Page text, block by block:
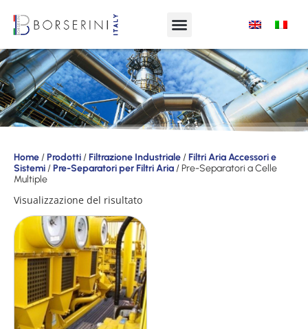
Gamma
Prodotti
Home /Prodotti /Filtrazione Industriale /Filtri Aria Accessori e
Sistemi /Pre-Separatori per Filtri Aria / Pre-Separatori a Celle
Multiple
Visualizzazione del risultato